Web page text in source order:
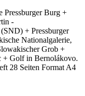
Pressburger Burg +
-
+ Pressburger
Nationalgalerie,
Grob +
+ Golf in Bernolákovo.
28 Seiten Format A4